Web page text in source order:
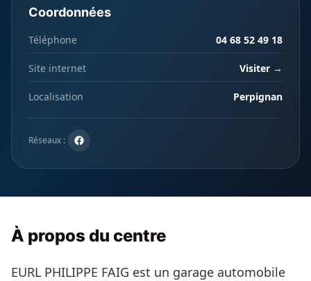
Coordonnées
Téléphone 04 68 52 49 18
Site internet Visiter →
Localisation Perpignan
Réseaux :
À propos du centre
EURL PHILIPPE FAIG est un garage automobile